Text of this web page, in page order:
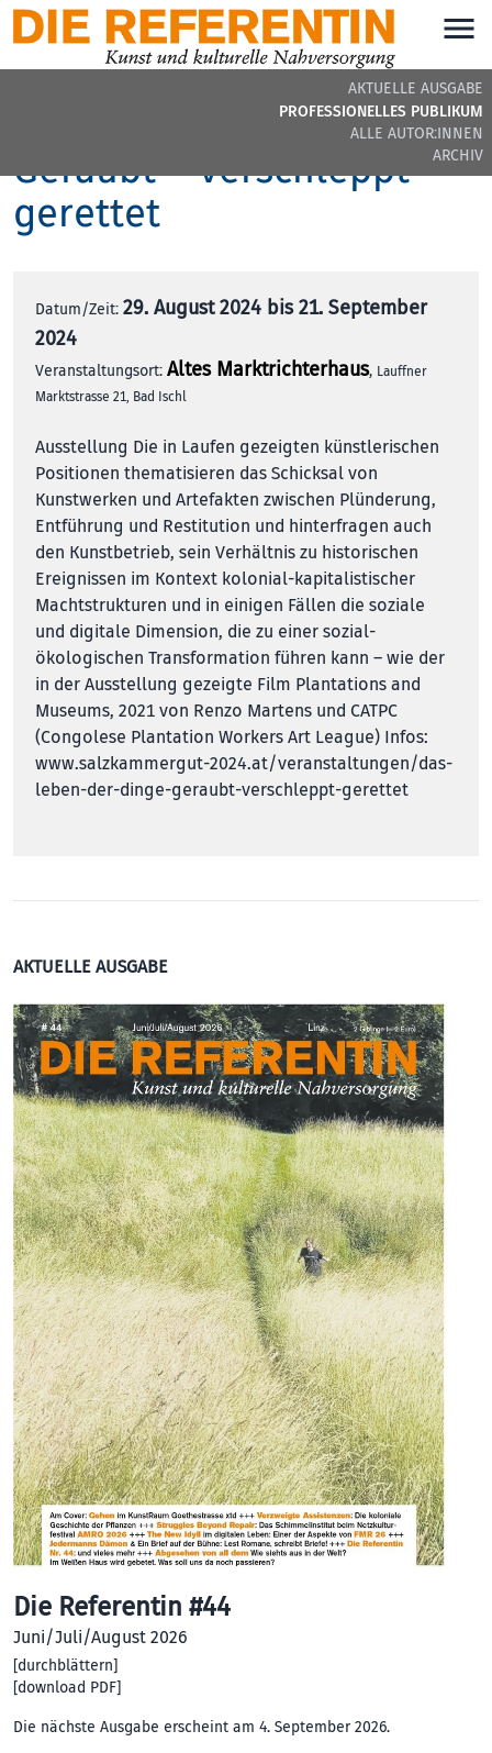
AKTUELLE AUSGABE
PROFESSIONELLES PUBLIKUM
ALLE AUTOR:INNEN
ARCHIV
Das Leben der Dinge.
Geraubt – verschleppt –
gerettet
Datum/Zeit: 29. August 2024 bis 21. September
2024
Veranstaltungsort: Altes Marktrichterhaus, Lauffner
Marktstrasse 21, Bad Ischl
Ausstellung Die in Laufen gezeigten künstlerischen
Positionen thematisieren das Schicksal von
Kunstwerken und Artefakten zwischen Plünderung,
Entführung und Restitution und hinterfragen auch
den Kunstbetrieb, sein Verhältnis zu historischen
Ereignissen im Kontext kolonial-kapitalistischer
Machtstrukturen und in einigen Fällen die soziale
und digitale Dimension, die zu einer sozial-
ökologischen Transformation führen kann – wie der
in der Ausstellung gezeigte Film Plantations and
Museums, 2021 von Renzo Martens und CATPC
(Congolese Plantation Wor­kers Art League) Infos:
www.salzkammergut-2024.at/veranstaltungen/das-
leben-der-dinge-geraubt-verschleppt-gerettet
AKTUELLE AUSGABE
Die Referentin #44
Juni/Juli/August 2026
[durchblättern]
[download PDF]
Die nächste Ausgabe erscheint am 4. September 2026.